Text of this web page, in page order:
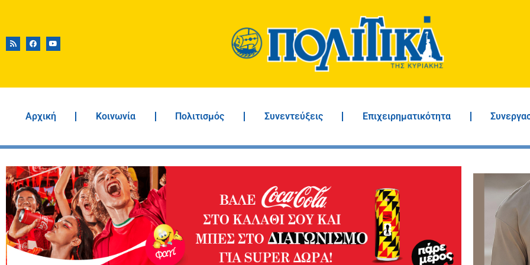
Αρχική Κοινωνία Πολιτισμός Συνεντεύξεις Επιχειρηματικότητα